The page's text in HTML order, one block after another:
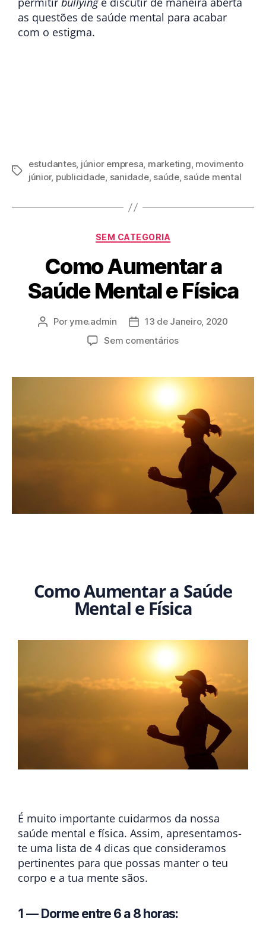
as questões de saúde mental para acabar
com o estigma.
estudantes, júnior empresa marketing movimento
júnior, publicidade sanidade, saúde, saúde mental
SEM CATEGORIA
Como Aumentar a
Saúde Mental e Física
Poryme.admin
13 de Janeiro, 2020
Sem comentários
Como Aumentar a Saúde
Mental e Física
É muito importante cuidarmos da nossa
saúde mental e física. Assim, apresentamos-
te uma lista de 4 dicas que consideramos
pertinentes para que possas manter o teu
corpo e a tua mente sãos.
1 — Dorme entre 6 a 8 horas: